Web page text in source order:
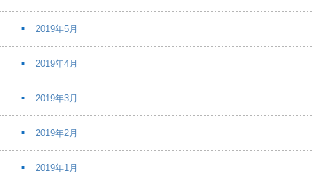
2019年5月
2019年4月
2019年3月
2019年2月
2019年1月